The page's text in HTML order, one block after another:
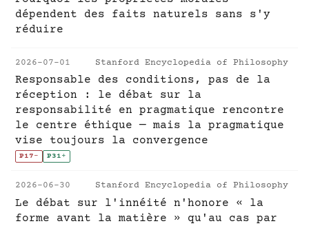
dépendent des faits naturels sans s'y
réduire
2026-07-01 Stanford Encyclopedia of Philosophy
Responsable des conditions, pas de la
réception : le débat sur la
responsabilité en pragmatique rencontre
le centre éthique — mais la pragmatique
vise toujours la convergence
P17- P31+
2026-06-30 Stanford Encyclopedia of Philosophy
Le débat sur l'innéité n'honore « la
forme avant la matière » qu'au cas par